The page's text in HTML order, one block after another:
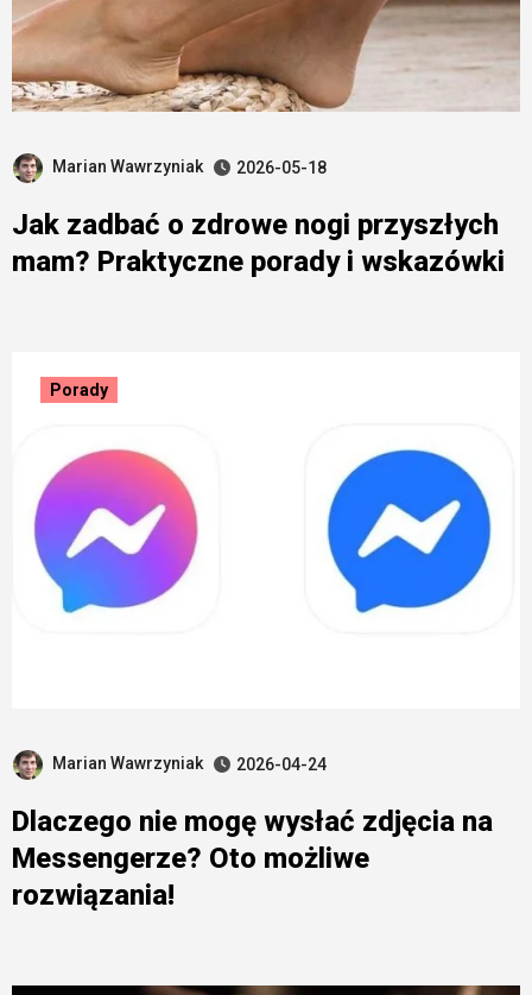
Marian Wawrzyniak 2026-05-18
Jak zadbać o zdrowe nogi przyszłych
mam? Praktyczne porady i wskazówki
Porady
Marian Wawrzyniak 2026-04-24
Dlaczego nie mogę wysłać zdjęcia na
Messengerze? Oto możliwe
rozwiązania!